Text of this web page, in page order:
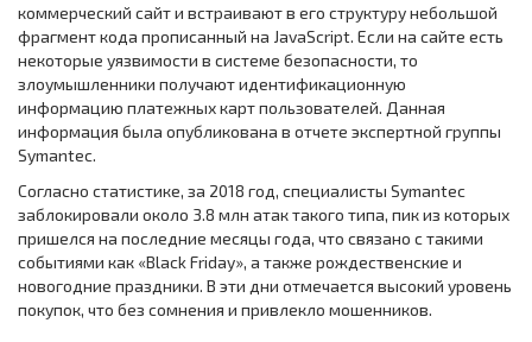
коммерческий сайт и встраивают в его структуру небольшой
фрагмент кода прописанный на JavaScript. Если на сайте есть
некоторые уязвимости в системе безопасности, то
злоумышленники получают идентификационную
информацию платежных карт пользователей. Данная
информация была опубликована в отчете экспертной группы
Symantec.
Согласно статистике, за 2018 год, специалисты Symantec
заблокировали около 3.8 млн атак такого типа, пик из которых
пришелся на последние месяцы года, что связано с такими
событиями как «Black Friday», а также рождественские и
новогодние праздники. В эти дни отмечается высокий уровень
покупок, что без сомнения и привлекло мошенников.